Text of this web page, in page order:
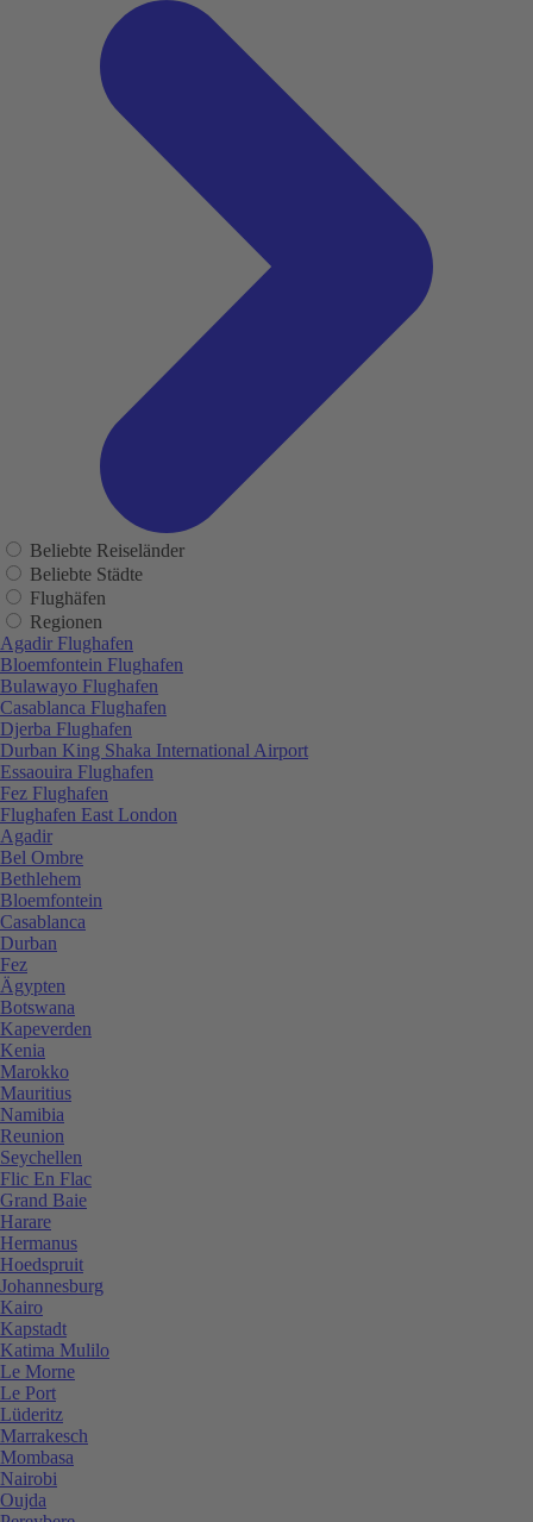
Beliebte Reiseländer
Beliebte Städte
Flughäfen
Regionen
Agadir Flughafen
Bloemfontein Flughafen
Bulawayo Flughafen
Casablanca Flughafen
Djerba Flughafen
Durban King Shaka International Airport
Essaouira Flughafen
Fez Flughafen
Flughafen East London
Agadir
Bel Ombre
Bethlehem
Bloemfontein
Casablanca
Durban
Fez
Ägypten
Botswana
Kapeverden
Kenia
Marokko
Mauritius
Namibia
Reunion
Seychellen
Flic En Flac
Grand Baie
Harare
Hermanus
Hoedspruit
Johannesburg
Kairo
Kapstadt
Katima Mulilo
Le Morne
Le Port
Lüderitz
Marrakesch
Mombasa
Nairobi
Oujda